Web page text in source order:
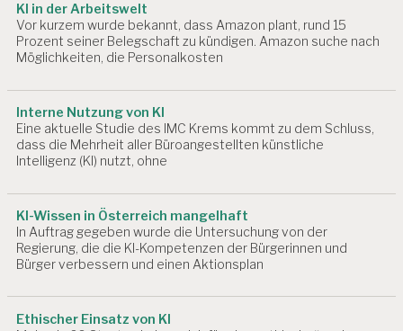
KI in der Arbeitswelt
Vor kurzem wurde bekannt, dass Amazon plant, rund 15
Prozent seiner Belegschaft zu kündigen. Amazon suche nach
Möglichkeiten, die Personalkosten
Interne Nutzung von KI
Eine aktuelle Studie des IMC Krems kommt zu dem Schluss,
dass die Mehrheit aller Büroangestellten künstliche
Intelligenz (KI) nutzt, ohne
KI-Wissen in Österreich mangelhaft
In Auftrag gegeben wurde die Untersuchung von der
Regierung, die die KI-Kompetenzen der Bürgerinnen und
Bürger verbessern und einen Aktionsplan
Ethischer Einsatz von KI